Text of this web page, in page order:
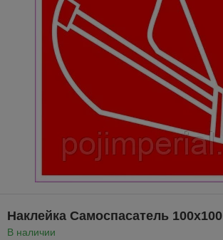
Наклейка Самоспасатель
В наличии